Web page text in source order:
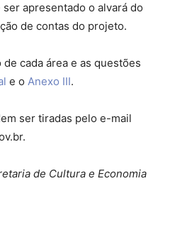
apresentado o alvará do
de contas do projeto.
cada área e as questões
e o Anexo III.
ser tiradas pelo e-mail
.
de Cultura e Economia